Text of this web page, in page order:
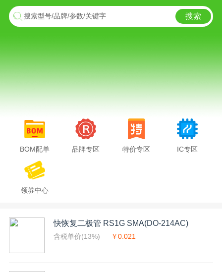
搜索型号/品牌/参数/关键字 搜索
BOM配单 品牌专区 特价专区 IC专区
领券中心
快恢复二极管 RS1G SMA(DO-214AC)
含税单价(13%) ￥0.021